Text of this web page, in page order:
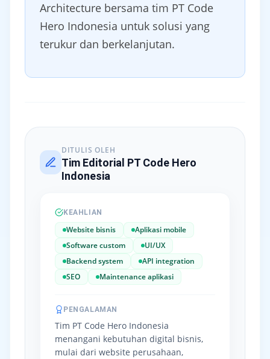
Architecture bersama tim PT Code
Hero Indonesia untuk solusi yang
terukur dan berkelanjutan.
DITULIS OLEH
Tim Editorial PT Code Hero
Indonesia
KEAHLIAN
Website bisnis
Aplikasi mobile
Software custom
UI/UX
Backend system
API integration
SEO
Maintenance aplikasi
PENGALAMAN
Tim PT Code Hero Indonesia
menangani kebutuhan digital bisnis,
mulai dari website perusahaan,